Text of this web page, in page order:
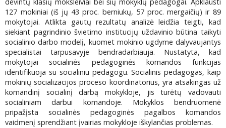
devintų klasių moksleiviai bei šių mokyklų pedagogai. Apklausti
127 mokiniai (iš jų 43 proc. berniukų, 57 proc. mergaičių) ir 89
mokytojai. Atlikta gautų rezultatų analizė leidžia teigti, kad
siekiant pagrindinio švietimo institucijų uždavinio būtina taikyti
socialinio darbo modelį, kuomet mokinio ugdyme dalyvaujantys
specialistai tarpusavyje bendradarbiauja. Nustatyta, kad
mokytojai socialinės pedagoginės komandos funkcijas
identifikuoja su socialiniu pedagogu. Socialinis pedagogas, kaip
mokinių socializacijos proceso koordinatorius, yra atsakingas už
komandinį socialinį darbą mokykloje, jis turėtų vadovauti
socialiniam darbui komandoje. Mokyklos bendruomenė
pripažįsta socialinės pedagoginės pagalbos komandos
vaidmenį sprendžiant įvairias mokykloje iškylančias problemas.